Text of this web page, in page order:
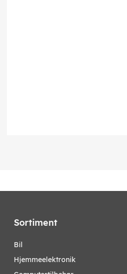
Sortiment
bil
hjemmeelektronik